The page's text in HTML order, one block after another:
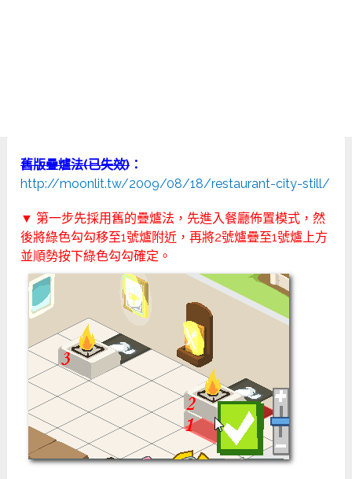
舊版疊爐法(已失效)：
http://moonlit.tw/2009/08/18/restaurant-city-still/
▼ 第一步先採用舊的疊爐法，先進入餐廳佈置模式，然
後將綠色勾勾移至1號爐附近，再將2號爐疊至1號爐上方
並順勢按下綠色勾勾確定。